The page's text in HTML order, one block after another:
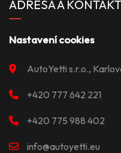
ADRESA A
Nastavení cookies
AutoYetti s.r.o.,
+420 777 642 221
+420 775 988 402
info@autoyetti.eu